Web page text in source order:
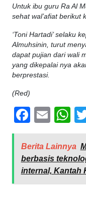
Untuk ibu guru Ra Al
sehat wal’afiat berikut
‘Toni Hartadi’ selaku
Almuhsinin, turut
dapat pujian dari wali
yang dikepalai nya
berprestasi.
(Red)
Berita Lainnya
berbasis
internal, Kantah